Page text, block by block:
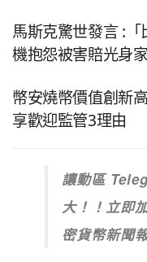
馬斯克驚世發言 :
機抱怨被害賠光身
幣安燒幣價值創新
享歡迎監管3理由
讓動區
大！！立即
密貨幣新聞